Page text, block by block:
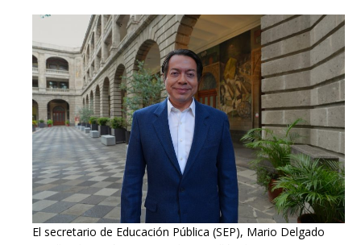
El secretario de Educación Pública (SEP), Mario Delgado